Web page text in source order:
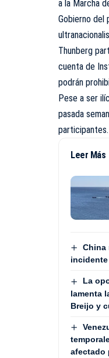
a la Marcha
Gobierno del
Thunberg
cuenta de
podrán
Pese a ser
pasada
participantes.
Leer Más
China
La
lamenta
Breijo y
afectado